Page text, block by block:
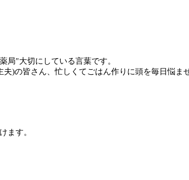
局"大切にしている言葉です。
)の皆さん、忙しくてごはん作りに頭を毎日悩ま
ます。